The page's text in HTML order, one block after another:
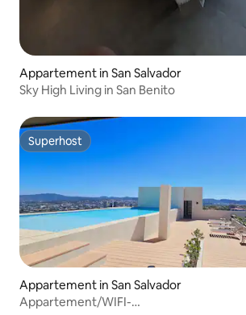
Appartement in San Salvador
Sky High Living in San Benito
Superhost
Superhost
Appartement in San Salvador
Appartement/WIFI-